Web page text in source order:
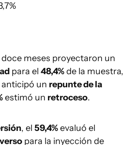
meses proyectaron un
para el 48,4%de la muestra,
anticipó un repunte de la
estimó un retroceso.
, el 59,4%evaluó el
para la inyección de